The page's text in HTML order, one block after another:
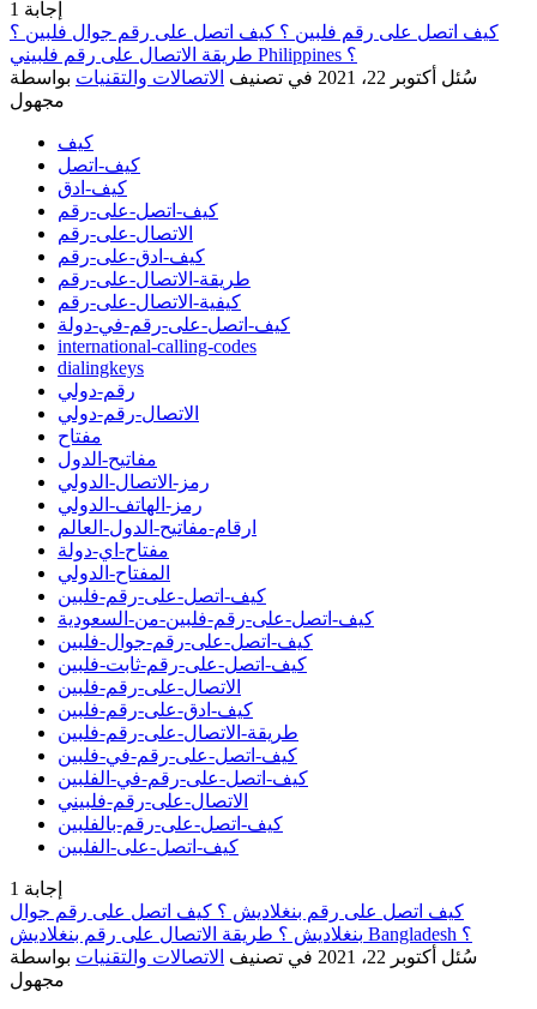
1 إجابة
كيف اتصل على رقم فلبين ؟ كيف اتصل على رقم جوال فلبين ؟
طريقة الاتصال على رقم فلبيني Philippines ؟
سُئل أكتوبر 22، 2021 في تصنيف الاتصالات والتقنيات بواسطة
مجهول
كيف
كيف-اتصل
كيف-ادق
كيف-اتصل-على-رقم
الاتصال-على-رقم
كيف-ادق-على-رقم
طريقة-الاتصال-على-رقم
كيفية-الاتصال-على-رقم
كيف-اتصل-على-رقم-في-دولة
international-calling-codes
dialingkeys
رقم-دولي
الاتصال-رقم-دولي
مفتاح
مفاتيح-الدول
رمز-الاتصال-الدولي
رمز-الهاتف-الدولي
ارقام-مفاتيح-الدول-العالم
مفتاح-اي-دولة
المفتاح-الدولي
كيف-اتصل-على-رقم-فلبين
كيف-اتصل-على-رقم-فلبين-من-السعودية
كيف-اتصل-على-رقم-جوال-فلبين
كيف-اتصل-على-رقم-ثابت-فلبين
الاتصال-على-رقم-فلبين
كيف-ادق-على-رقم-فلبين
طريقة-الاتصال-على-رقم-فلبين
كيف-اتصل-على-رقم-في-فلبين
كيف-اتصل-على-رقم-في-الفلبين
الاتصال-على-رقم-فلبيني
كيف-اتصل-على-رقم-بالفلبين
كيف-اتصل-على-الفلبين
1 إجابة
كيف اتصل على رقم بنغلاديش ؟ كيف اتصل على رقم جوال
بنغلاديش ؟ طريقة الاتصال على رقم بنغلاديش Bangladesh ؟
سُئل أكتوبر 22، 2021 في تصنيف الاتصالات والتقنيات بواسطة
مجهول